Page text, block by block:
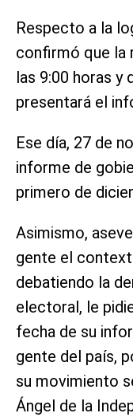
Respecto a la
confirmó que la
las 9:00 horas y
presentará el
Ese día, 27 de
informe de
primero de
Asimismo,
gente el
debatiendo la
electoral, le
fecha de su
gente del país,
su movimiento
Ángel de la